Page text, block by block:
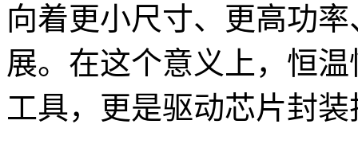
向着更小尺寸、更高功
展。在这个意义上，恒
工具，更是驱动芯片封